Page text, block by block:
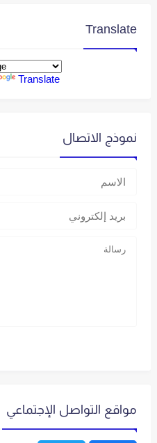
Translate
Translate
نموذج الاتصال
مواقع التواصل الإجتماعي